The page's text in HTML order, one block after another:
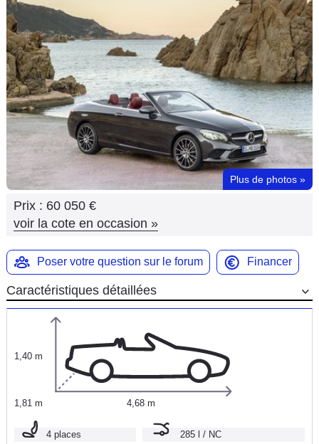
Utilitaires
Flottes
Auto
Services
Forum
Moto
Marques
Plus de photos »
Prix : 60 050 €
voir la cote en occasion »
Poser votre question sur le forum Financer
Caractéristiques détaillées
1,40 m
1,81 m 4,68 m
4 places 285 l / NC